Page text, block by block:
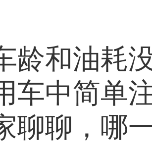
龄和油耗
车中简单
聊聊，哪